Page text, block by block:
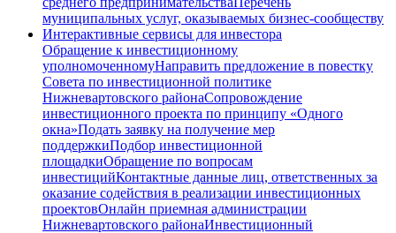
муниципальных услуг, оказываемых бизнес-сообществу
Интерактивные сервисы для инвестора
Обращение к инвестиционному
уполномоченномуНаправить предложение в повестку
Совета по инвестиционной политике
Нижневартовского районаСопровождение
инвестиционного проекта по принципу «Одного
окна»Подать заявку на получение мер
поддержкиПодбор инвестиционной
площадкиОбращение по вопросам
инвестицийКонтактные данные лиц, ответственных за
оказание содействия в реализации инвестиционных
проектовОнлайн приемная администрации
Нижневартовского районаИнвестиционный